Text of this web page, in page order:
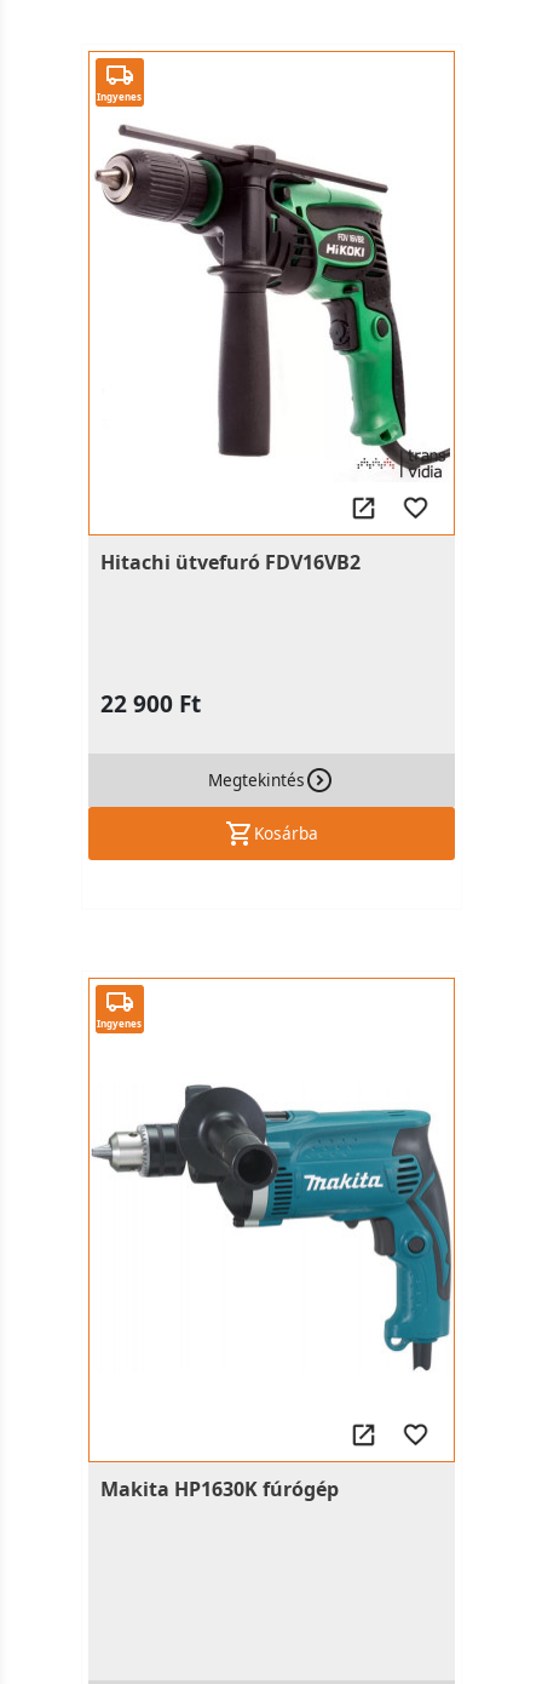
Ingyenes
Hitachi ütvefuró FDV16VB2
22 900 Ft
Megtekintés
Kosárba
Ingyenes
Makita HP1630K fúrógép